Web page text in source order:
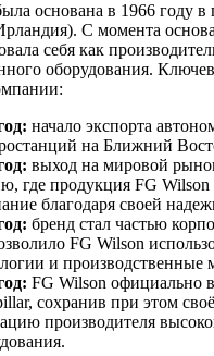
основана в 1966 году в
С момента
себя как
оборудования.
начало экспорта
на Ближний
выход на мировой
где продукция FG Wilson
благодаря своей
бренд стал частью
FG Wilson
и производственные
FG Wilson официально
сохранив при этом
производителя